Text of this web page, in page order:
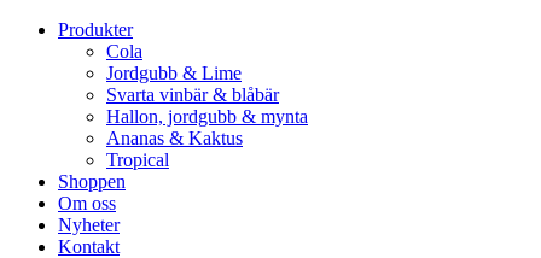
Produkter
Cola
Jordgubb & Lime
Svarta vinbär & blåbär
Hallon, jordgubb & mynta
Ananas & Kaktus
Tropical
Shoppen
Om oss
Nyheter
Kontakt